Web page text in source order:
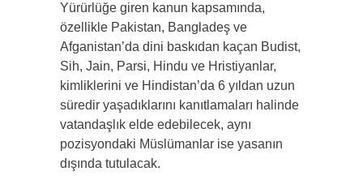
Yürürlüğe giren kanun kapsamında,
özellikle Pakistan, Bangladeş ve
Afganistan’da dini baskıdan kaçan Budist,
Sih, Jain, Parsi, Hindu ve Hristiyanlar,
kimliklerini ve Hindistan’da 6 yıldan uzun
süredir yaşadıklarını kanıtlamaları halinde
vatandaşlık elde edebilecek, aynı
pozisyondaki Müslümanlar ise yasanın
dışında tutulacak.